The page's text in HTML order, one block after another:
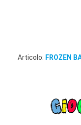
Articolo: FROZEN